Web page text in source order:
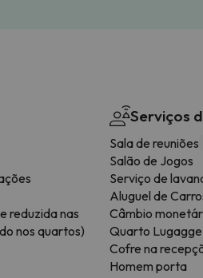
reduzida nas
nos quartos)
Serviços
Sala de reuniões
Salão de Jogos
Serviço de
Aluguel de
Câmbio
Quarto
Cofre na
Homem porta